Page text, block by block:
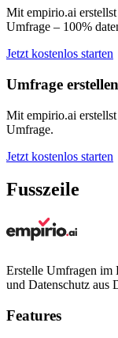
Mit empirio.ai
Umfrage – 100%
Jetzt kostenlos starten
Umfrage erstellen
Mit empirio.ai
Umfrage.
Jetzt kostenlos starten
Fusszeile
Erstelle Umfragen im
und Datenschutz aus
Features